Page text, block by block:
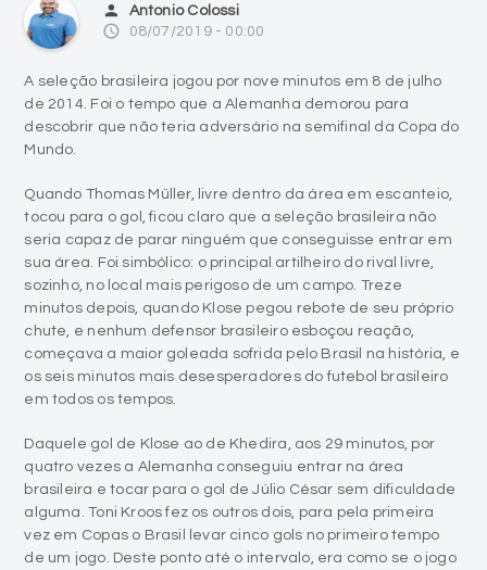
person Antonio Colossi
access_time 08/07/2019 - 00:00
A seleção brasileira jogou por nove minutos em 8 de julho
de 2014. Foi o tempo que a Alemanha demorou para
descobrir que não teria adversário na semifinal da Copa do
Mundo.
Quando Thomas Müller, livre dentro da área em escanteio,
tocou para o gol, ficou claro que a seleção brasileira não
seria capaz de parar ninguém que conseguisse entrar em
sua área. Foi simbólico: o principal artilheiro do rival livre,
sozinho, no local mais perigoso de um campo. Treze
minutos depois, quando Klose pegou rebote de seu próprio
chute, e nenhum defensor brasileiro esboçou reação,
começava a maior goleada sofrida pelo Brasil na história, e
os seis minutos mais desesperadores do futebol brasileiro
em todos os tempos.
Daquele gol de Klose ao de Khedira, aos 29 minutos, por
quatro vezes a Alemanha conseguiu entrar na área
brasileira e tocar para o gol de Júlio César sem dificuldade
alguma. Toni Kroos fez os outros dois, para pela primeira
vez em Copas o Brasil levar cinco gols no primeiro tempo
de um jogo. Deste ponto até o intervalo, era como se o jogo